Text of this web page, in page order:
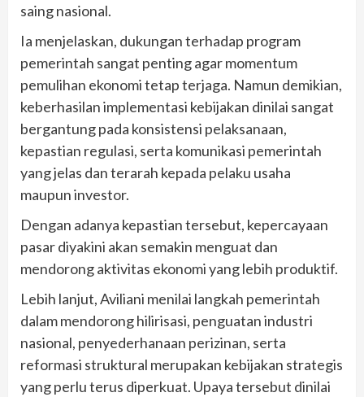
saing nasional.
Ia menjelaskan, dukungan terhadap program
pemerintah sangat penting agar momentum
pemulihan ekonomi tetap terjaga. Namun demikian,
keberhasilan implementasi kebijakan dinilai sangat
bergantung pada konsistensi pelaksanaan,
kepastian regulasi, serta komunikasi pemerintah
yang jelas dan terarah kepada pelaku usaha
maupun investor.
Dengan adanya kepastian tersebut, kepercayaan
pasar diyakini akan semakin menguat dan
mendorong aktivitas ekonomi yang lebih produktif.
Lebih lanjut, Aviliani menilai langkah pemerintah
dalam mendorong hilirisasi, penguatan industri
nasional, penyederhanaan perizinan, serta
reformasi struktural merupakan kebijakan strategis
yang perlu terus diperkuat. Upaya tersebut dinilai